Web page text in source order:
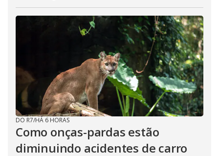
DO R7/HÁ 6 HORAS
Como onças-pardas estão
diminuindo acidentes de carro